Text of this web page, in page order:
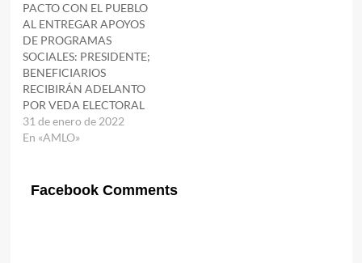
PACTO CON EL PUEBLO
AL ENTREGAR APOYOS
DE PROGRAMAS
SOCIALES: PRESIDENTE;
BENEFICIARIOS
RECIBIRÁN ADELANTO
POR VEDA ELECTORAL
31 de enero de 2022
En «AMLO»
Facebook Comments